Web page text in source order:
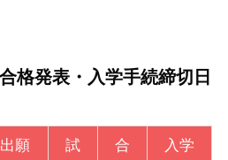
格発表・入学手続締切日
願
試
合
入学